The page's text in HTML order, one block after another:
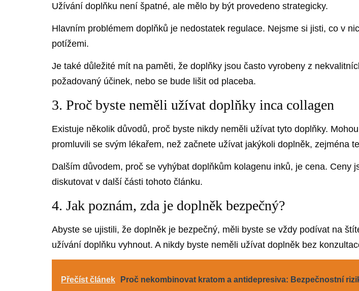
Užívání doplňku není špatné, ale mělo by být provedeno strategicky.
Hlavním problémem doplňků je nedostatek regulace. Nejsme si jisti, co v
potížemi.
Je také důležité mít na paměti, že doplňky jsou často vyrobeny z
požadovaný účinek, nebo se bude lišit od placeba.
3. Proč byste neměli užívat doplňky inca collagen
Existuje několik důvodů, proč byste nikdy neměli užívat tyto doplňky.
promluvili se svým lékařem, než začnete užívat jakýkoli doplněk, zejména
Dalším důvodem, proč se vyhýbat doplňkům kolagenu inků, je cena.
diskutovat v další části tohoto článku.
4. Jak poznám, zda je doplněk bezpečný?
Abyste se ujistili, že doplněk je bezpečný, měli byste se vždy podívat na
užívání doplňku vyhnout. A nikdy byste neměli užívat doplněk bez
Přečíst článek Proč nekombinovat kratom a antidepresiva: Bezpečnostní